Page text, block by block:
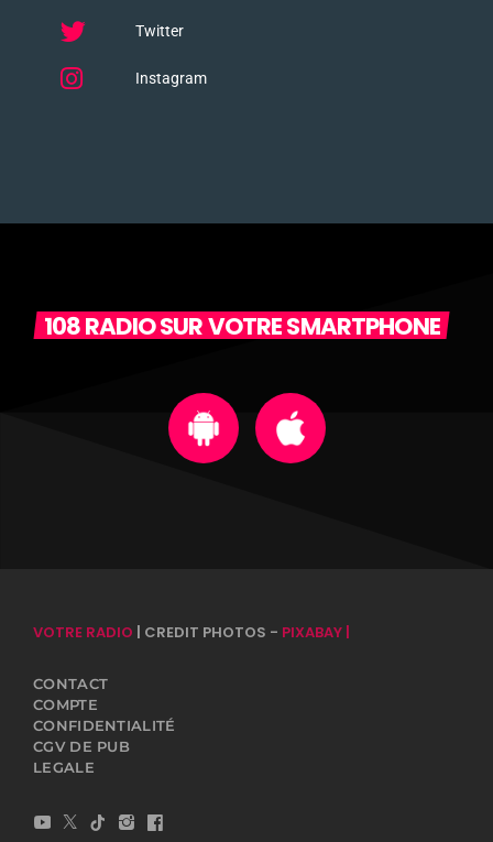
Twitter
Instagram
108 RADIO SUR VOTRE SMARTPHONE
VOTRE RADIO | CREDIT PHOTOS - PIXABAY |
CONTACT
COMPTE
CONFIDENTIALITÉ
CGV DE PUB
LEGALE